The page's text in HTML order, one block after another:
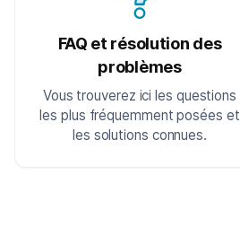
FAQ et résolution des
problèmes
Vous trouverez ici les questions
les plus fréquemment posées et
les solutions connues.